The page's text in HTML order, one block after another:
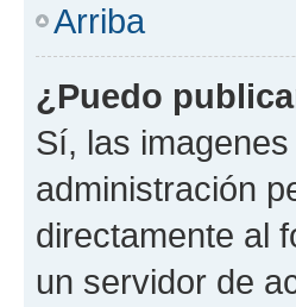
Arriba
¿Puedo
Sí, las
administración
directamente al
un servidor de